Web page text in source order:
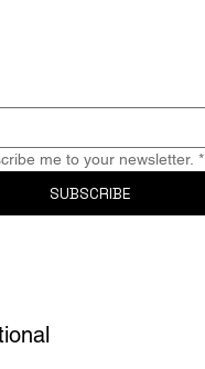
me to your newsletter. *
SUBSCRIBE